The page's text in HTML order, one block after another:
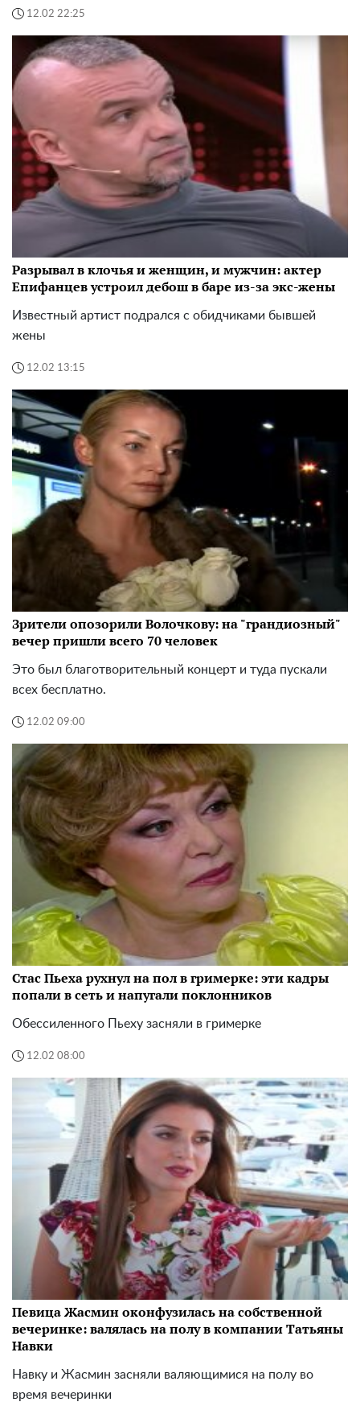
12.02 22:25
Разрывал в клочья и женщин, и мужчин: актер
Епифанцев устроил дебош в баре из-за экс-жены
Известный артист подрался с обидчиками бывшей
жены
12.02 13:15
Зрители опозорили Волочкову: на "грандиозный"
вечер пришли всего 70 человек
Это был благотворительный концерт и туда пускали
всех бесплатно.
12.02 09:00
Стас Пьеха рухнул на пол в гримерке: эти кадры
попали в сеть и напугали поклонников
Обессиленного Пьеху засняли в гримерке
12.02 08:00
Певица Жасмин оконфузилась на собственной
вечеринке: валялась на полу в компании Татьяны
Навки
Навку и Жасмин засняли валяющимися на полу во
время вечеринки